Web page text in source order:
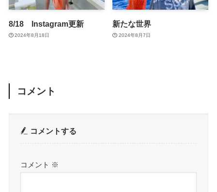
8/18 Instagram更新
2024年8月18日
新たな世界
2024年8月7日
コメント
コメントする
コメント ※